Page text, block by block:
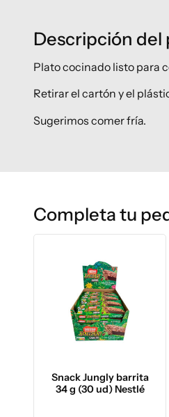
Descripción
Plato cocinado listo para
Retirar el cartón y el
Sugerimos comer fría.
Completa tu
Snack Jungly barrita
34 g (30 ud) Nestlé